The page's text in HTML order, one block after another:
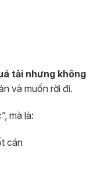
tải nhưng không
và muốn rời đi.
mà là:
cán